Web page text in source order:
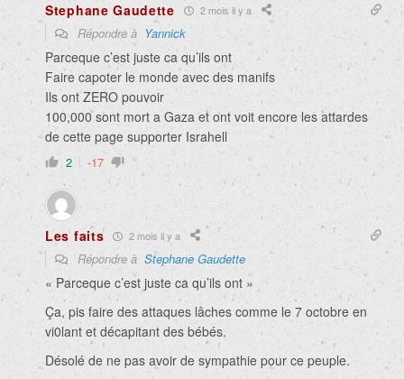
Stephane Gaudette 2 mois il y a
Répondre à Yannick
Parceque c’est juste ca qu’ils ont
Faire capoter le monde avec des manifs
Ils ont ZERO pouvoir
100,000 sont mort a Gaza et ont voit encore les attardes
de cette page supporter Israhell
2 -17
Les faits 2 mois il y a
Répondre à Stephane Gaudette
« Parceque c’est juste ca qu’ils ont »
Ça, pis faire des attaques lâches comme le 7 octobre en
vi0lant et décapitant des bébés.
Désolé de ne pas avoir de sympathie pour ce peuple.